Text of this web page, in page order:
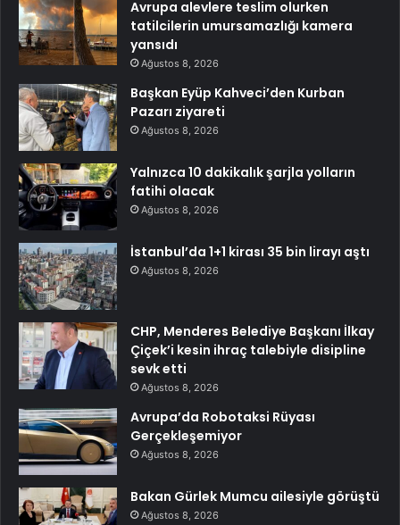
Avrupa alevlere teslim olurken
tatilcilerin umursamazlığı kamera
yansıdı
Ağustos 8, 2026
Başkan Eyüp Kahveci’den Kurban
Pazarı ziyareti
Ağustos 8, 2026
Yalnızca 10 dakikalık şarjla yolların
fatihi olacak
Ağustos 8, 2026
İstanbul’da 1+1 kirası 35 bin lirayı aştı
Ağustos 8, 2026
CHP, Menderes Belediye Başkanı İlkay
Çiçek’i kesin ihraç talebiyle disipline
sevk etti
Ağustos 8, 2026
Avrupa’da Robotaksi Rüyası
Gerçekleşemiyor
Ağustos 8, 2026
Bakan Gürlek Mumcu ailesiyle görüştü
Ağustos 8, 2026